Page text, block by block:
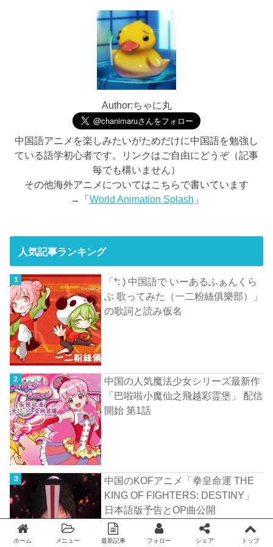
Author:ちゃに丸
中国語アニメを楽しみたいがためだけに中国語を勉強し
ている語学初心者です。リンクはご自由にどうぞ（記事
毎でも構いません）
その他海外アニメについてはこちらで書いています
→「World Animation Splash 」
人気記事ランキング
「*: ) 中国語で いーあるふぁんくら
ぶ 歌ってみた（一二粉絲俱樂部）」
の歌詞と読み仮名
中国の人気魔法少女シリーズ最新作
「巴啦啦小魔仙之飛越彩霊堡」 配信
開始 第1話
中国のKOFアニメ「拳皇命運 THE
KING OF FIGHTERS: DESTINY」
日本語版予告とOP曲公開
ホーム メニュー 最新記事 フォロー シェア トップ
Twitter facebook